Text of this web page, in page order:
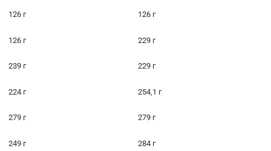
126 г 126 г
126 г 229 г
239 г 229 г
224 г 254,1 г
279 г 279 г
249 г 284 г